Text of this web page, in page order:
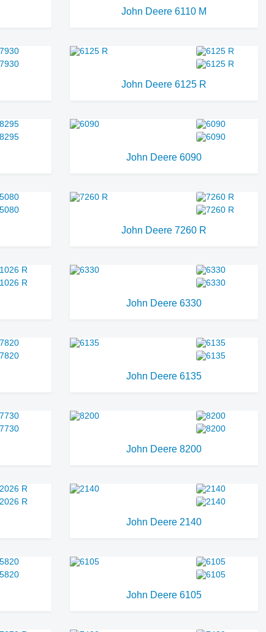
John Deere 6110 M
John Deere 6125 R
John Deere 6090
John Deere 7260 R
John Deere 6330
John Deere 6135
John Deere 8200
John Deere 2140
John Deere 6105